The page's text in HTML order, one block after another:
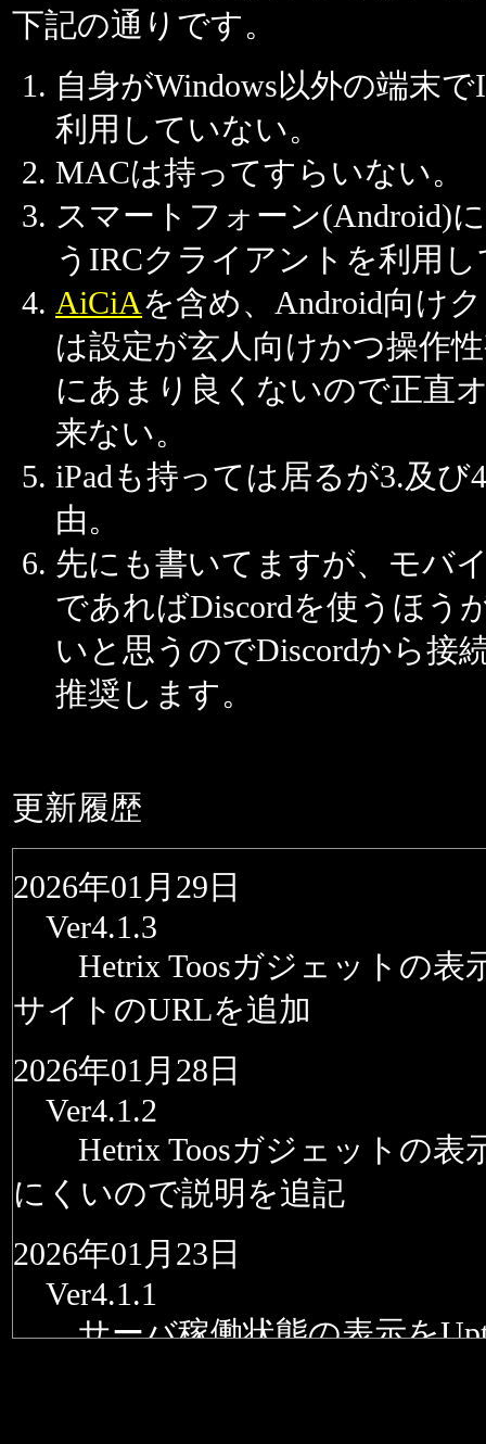
下記の通りです。
自身がWindows以外の端末
利用していない。
MACは持ってすらいない。
スマートフォーン(Android)に
うIRCクライアントを利用
AiCiAを含め、Android向け
は設定が玄人向けかつ操作
にあまり良くないので正直
来ない。
iPadも持っては居るが3.及び
由。
先にも書いてますが、モバ
であればDiscordを使うほう
いと思うのでDiscordから接
推奨します。
更新履歴
2026年01月29日
Ver4.1.3
Hetrix Toosガジェットの表
サイトのURLを追加
2026年01月28日
Ver4.1.2
Hetrix Toosガジェットの表
にくいので説明を追記
2026年01月23日
Ver4.1.1
サーバ稼働状態の表示を